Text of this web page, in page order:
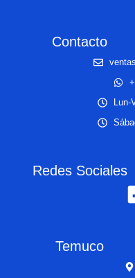
Contacto
Lun-
Redes Sociales
Temuco